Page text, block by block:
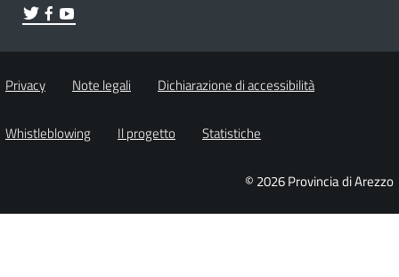
Privacy Note legali Dichiarazione di accessibilità
Whistleblowing Il progetto Statistiche
© 2026 Provincia di Arezzo